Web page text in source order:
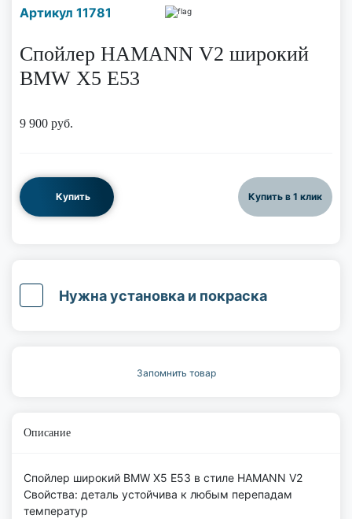
Артикул 11781
Спойлер HAMANN V2 широкий
BMW X5 E53
9 900 руб.
Купить Купить в 1 клик
Нужна установка и покраска
Запомнить товар
Описание
Спойлер широкий BMW X5 E53 в стиле HAMANN V2
Свойства: деталь устойчива к любым перепадам
температур